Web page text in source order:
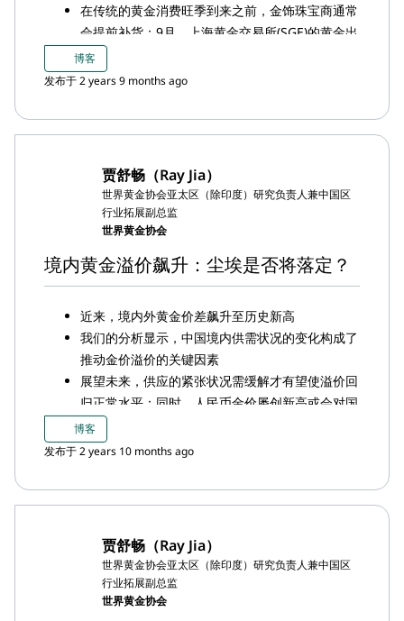
在传统的黄金消费旺季到来之前，金饰珠宝商通常
会提前补货；9月，上海黄金交易所(SGE)的黄金出
库量为170吨，较上月增加9吨；前三季度出库总
量为446吨，较去年同期减少12%，主要原因在于
涨
9月，上海-伦敦金价差创下新高，当月平均价差高
收紧
截至9月底，中国市场黄金ETF资产管理规模(AUM)
已连续四个月实现增长，达到270亿元人民币（约
入19亿元人民币（约合2.66亿美元，4.2吨），三
季度共流入40亿元人民币（约合6.11亿美元，9.5
吨）
9月，中国人民银行(PBoC)宣布再次购金26吨，将
其黄金储备总量推高至2,192吨;三季度，中国官方
黄金储备共增加78吨
博客
发布于 2 years 9 months ago
贾舒畅（Ray Jia）
世界黄金协会亚太区（除印度）研究负责人兼中国区
行业拓展副总监
世界黄金协会
境内黄金溢价飙升：尘埃是否将落定？
近来，境内外黄金价差飙升至历史新高
我们的分析显示，中国境内供需状况的变化构成了
推动金价溢价的关键因素
展望未来，供应的紧张状况需缓解才有望使溢价回
归正常水平；同时，人民币金价屡创新高或会对国
内需求产生负面影响
博客
发布于 2 years 10 months ago
贾舒畅（Ray Jia）
世界黄金协会亚太区（除印度）研究负责人兼中国区
行业拓展副总监
世界黄金协会